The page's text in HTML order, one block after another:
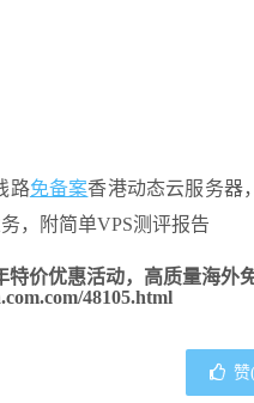
路免备案香港动态云服务器
，附简单VPS测评报告
特价优惠活动，高质量海
48105.html
赞(